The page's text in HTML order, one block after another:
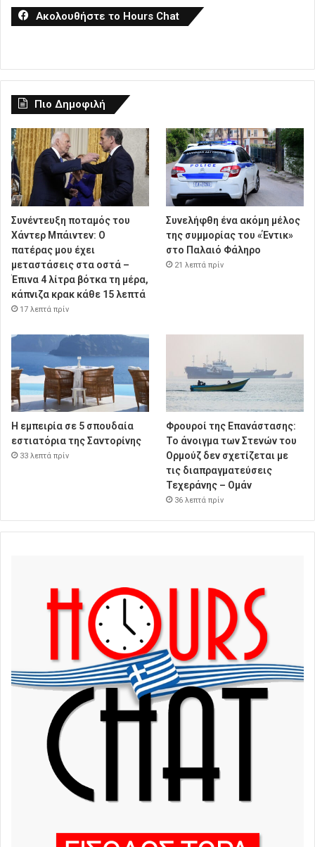
Ακολουθήστε το Hours Chat
Πιο Δημοφιλή
Συνέντευξη ποταμός του
Χάντερ Μπάιντεν: Ο
πατέρας μου έχει
μεταστάσεις στα οστά –
Έπινα 4 λίτρα βότκα τη μέρα,
κάπνιζα κρακ κάθε 15 λεπτά
17 λεπτά πρίν
Συνελήφθη ένα ακόμη μέλος
της συμμορίας του «Έντικ»
στο Παλαιό Φάληρο
21 λεπτά πρίν
Η εμπειρία σε 5 σπουδαία
εστιατόρια της Σαντορίνης
33 λεπτά πρίν
Φρουροί της Επανάστασης:
Το άνοιγμα των Στενών του
Ορμούζ δεν σχετίζεται με
τις διαπραγματεύσεις
Τεχεράνης – Ομάν
36 λεπτά πρίν